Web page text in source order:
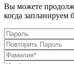
Вы можете
когда запланируем